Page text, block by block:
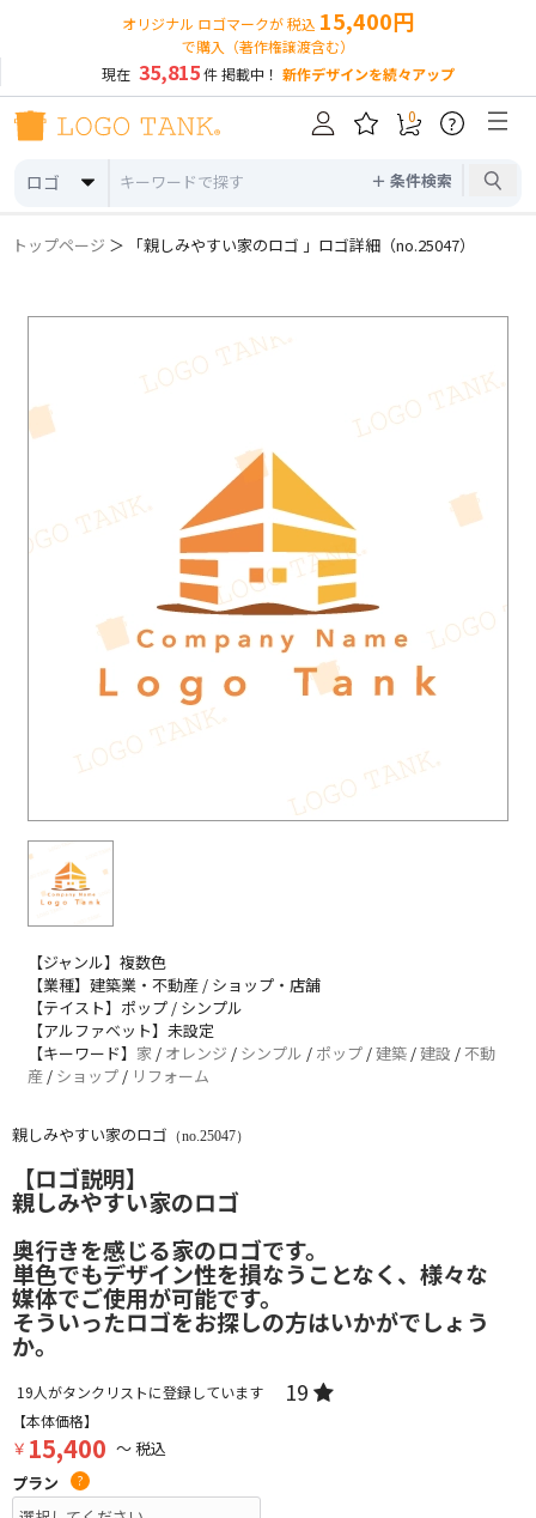
オリジナル ロゴマークが 税込 15,400円
で購入（著作権譲渡含む）
現在 35,815件 掲載中！ 新作デザインを続々アップ
ロゴ ＋ 条件検索
0 ?
トップページ ＞ 「親しみやすい家のロゴ 」ロゴ詳細（no.25047）
【ジャンル】複数色
【業種】建築業・不動産 / ショップ・店舗
【テイスト】ポップ / シンプル
【アルファベット】未設定
【キーワード】 家 / オレンジ / シンプル / ポップ /建築 /建設 / 不動
産 / ショップ / リフォーム
親しみやすい家のロゴ （no.25047）
【ロゴ説明】
親しみやすい家のロゴ
奥行きを感じる家のロゴです。
単色でもデザイン性を損なうことなく、様々な
媒体でご使用が可能です。
そういったロゴをお探しの方はいかがでしょう
か。
19人がタンクリストに登録しています 19
【本体価格】
￥ 15,400 ～ 税込
プラン
?